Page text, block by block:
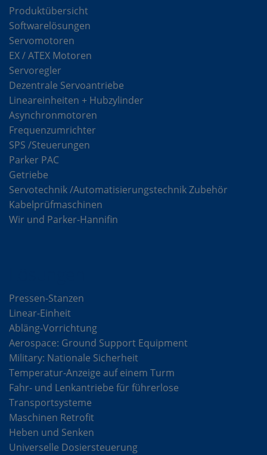
Produktübersicht
Softwarelösungen
Servomotoren
EX / ATEX Motoren
Servoregler
Dezentrale Servoantriebe
Lineareinheiten + Hubzylinder
Asynchronmotoren
Frequenzumrichter
SPS /Steuerungen
Parker PAC
Getriebe
Servotechnik /Automatisierungstechnik Zubehör
Kabelprüfmaschinen
Wir und Parker-Hannifin
Pressen-Stanzen
Linear-Einheit
Abläng-Vorrichtung
Aerospace: Ground Support Equipment
Military: Nationale Sicherheit
Temperatur-Anzeige auf einem Turm
Fahr- und Lenkantriebe für führerlose
Transportsysteme
Maschinen Retrofit
Heben und Senken
Universelle Dosiersteuerung